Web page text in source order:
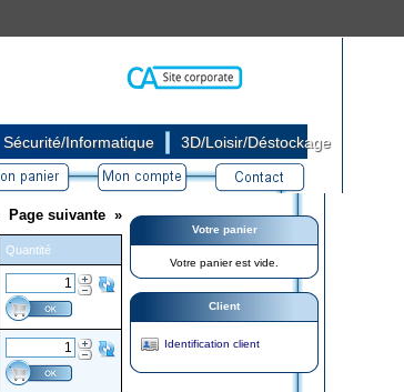
Sécurité/Informatique 3D/Loisir/Déstockage
Page suivante »
Quantité
Votre panier
Votre panier est vide.
Client
Identification client